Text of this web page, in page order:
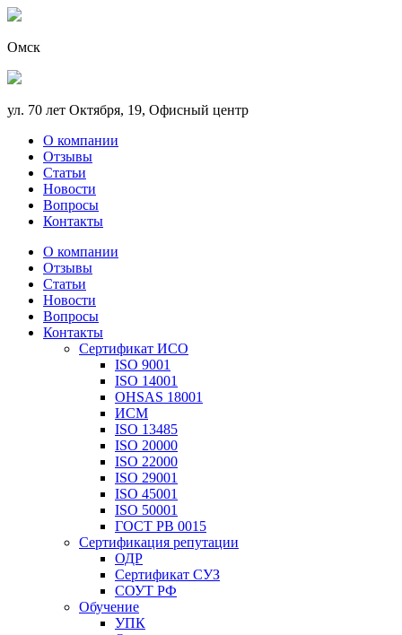
Омск
ул. 70 лет Октября, 19, Офисный центр
О компании
Отзывы
Статьи
Новости
Вопросы
Контакты
О компании
Отзывы
Статьи
Новости
Вопросы
Контакты
Сертификат ИСО
ISO 9001
ISO 14001
OHSAS 18001
ИСМ
ISO 13485
ISO 20000
ISO 22000
ISO 29001
ISO 45001
ISO 50001
ГОСТ РВ 0015
Сертификация репутации
ОДР
Сертификат СУЗ
СОУТ РФ
Обучение
УПК